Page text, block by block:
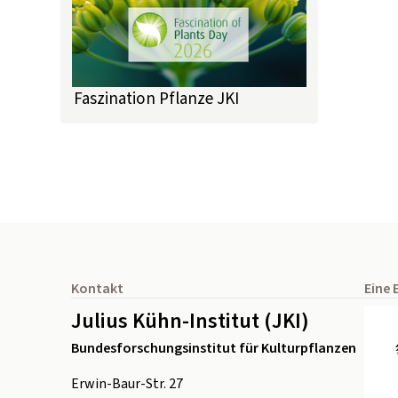
Faszination Pflanze JKI
Kontakt
Julius Kühn-Institut (JKI)
Bundesforschungsinstitut für Kulturpflanzen
Erwin-Baur-Str. 27
Eine